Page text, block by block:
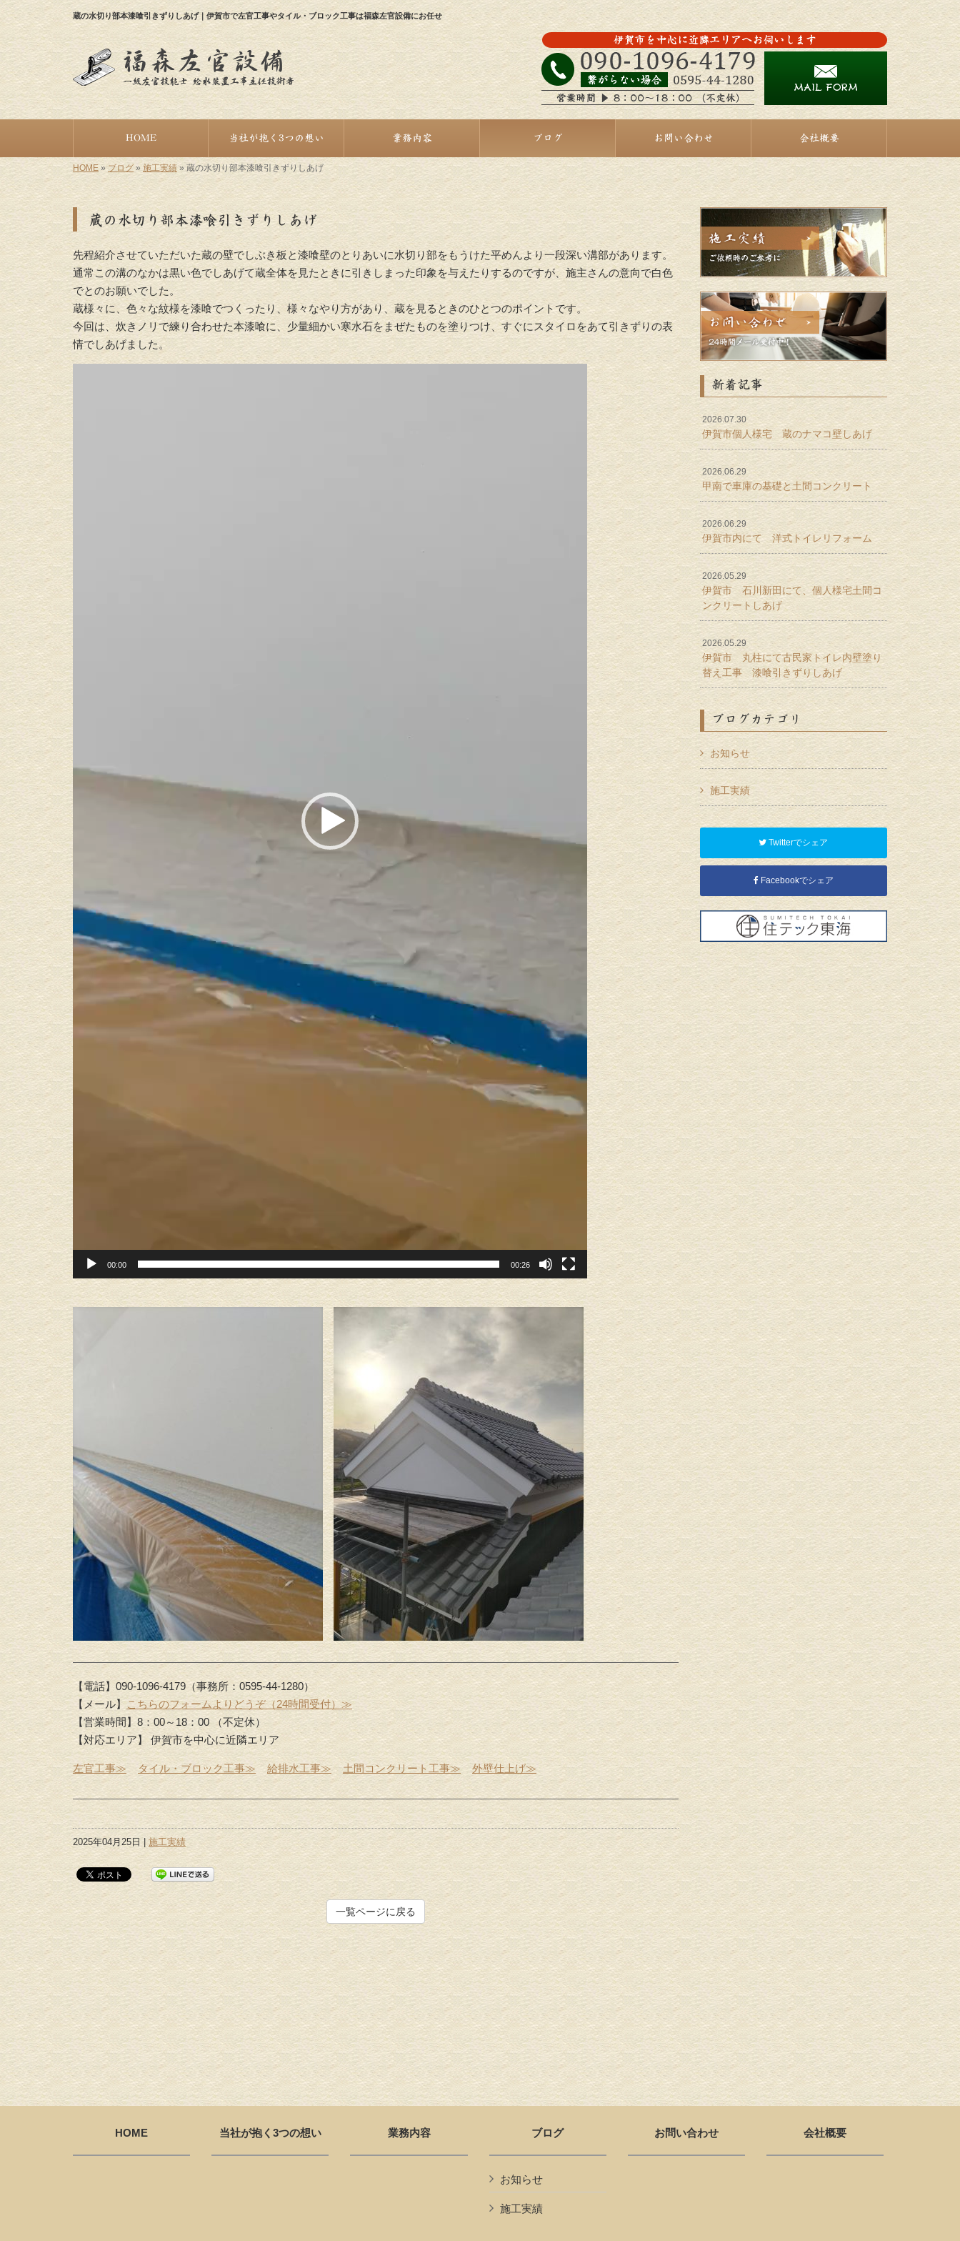
蔵の水切り部本漆喰引きずりしあげ｜伊賀市で左官工事やタイル・ブロック工事は福森左官設備にお任せ
HOME 当社が抱く3つの想い 業務内容 ブログ お問い合わせ 会社概要
HOME »ブログ » 施工実績 » 蔵の水切り部本漆喰引きずりしあげ
蔵の水切り部本漆喰引きずりしあげ
先程紹介させていただいた蔵の壁でしぶき板と漆喰壁のとりあいに水切り部をもうけた平めんより一段深い溝部があります。
通常この溝のなかは黒い色でしあげて蔵全体を見たときに引きしまった印象を与えたりするのですが、施主さんの意向で白色
でとのお願いでした。
蔵様々に、色々な紋様を漆喰でつくったり、様々なやり方があり、蔵を見るときのひとつのポイントです。
今回は、炊きノリで練り合わせた本漆喰に、少量細かい寒水石をまぜたものを塗りつけ、すぐにスタイロをあて引きずりの表
情でしあげました。
ー
00:00 00:26
【電話】090-1096-4179（事務所：0595-44-1280）
【メール】こちらのフォームよりどうぞ（24時間受付）≫
【営業時間】8：00～18：00 （不定休）
【対応エリア】 伊賀市を中心に近隣エリア
左官工事≫ タイル・ブロック工事≫ 給排水工事≫ 土間コンクリート工事≫ 外壁仕上げ≫
2025年04月25日 | 施工実績
一覧ページに戻る
新着記事
2026.07.30
伊賀市個人様宅 蔵のナマコ壁しあげ
2026.06.29
甲南で車庫の基礎と土間コンクリート
2026.06.29
伊賀市内にて 洋式トイレリフォーム
2026.05.29
伊賀市 石川新田にて、個人様宅土間コ
ンクリートしあげ
2026.05.29
伊賀市 丸柱にて古民家トイレ内壁塗り
替え工事 漆喰引きずりしあげ
ブログカテゴリ
お知らせ
施工実績
Twitterでシェア
Facebookでシェア
HOME 当社が抱く3つの想い 業務内容 ブログ
お知らせ
施工実績
お問い合わせ 会社概要